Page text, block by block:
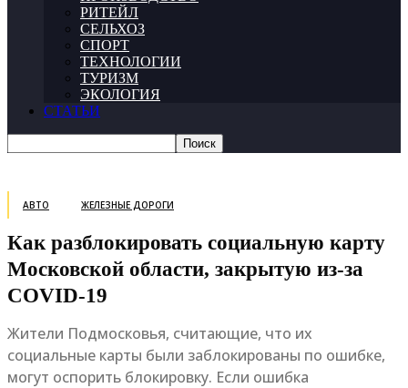
РИТЕЙЛ
СЕЛЬХОЗ
СПОРТ
ТЕХНОЛОГИИ
ТУРИЗМ
ЭКОЛОГИЯ
СТАТЬИ
АВТО ЖЕЛЕЗНЫЕ ДОРОГИ
Как разблокировать социальную карту
Московской области, закрытую из-за
COVID-19
Жители Подмосковья, считающие, что их
социальные карты были заблокированы по ошибке,
могут оспорить блокировку. Если ошибка